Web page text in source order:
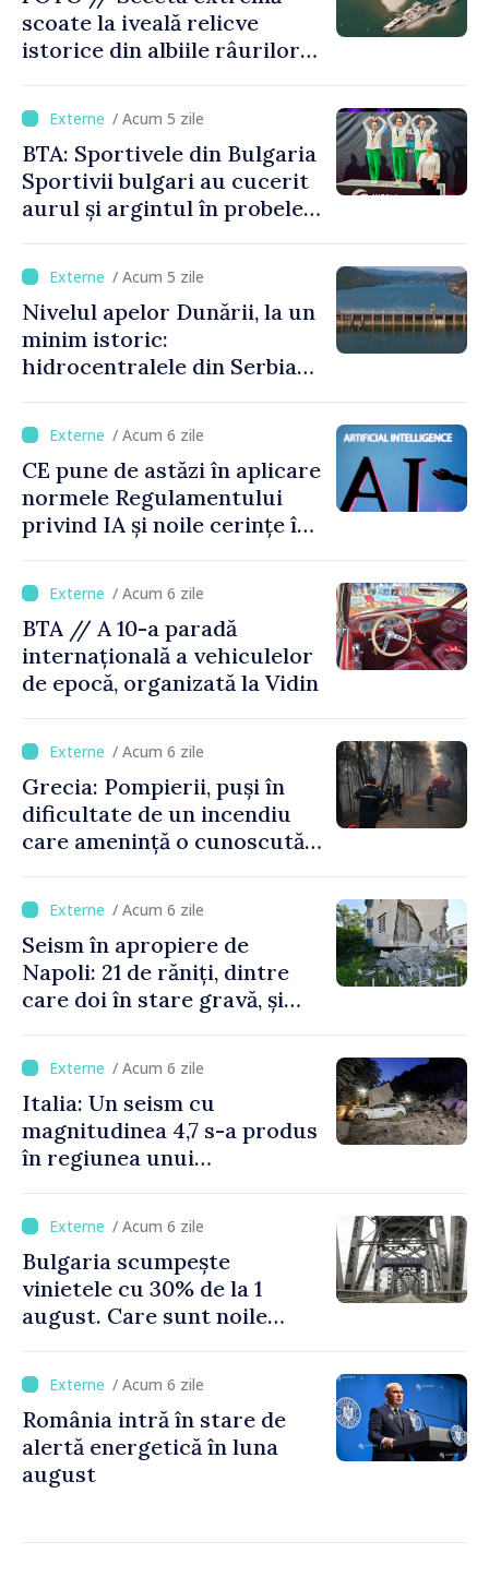
scoate la iveală relicve
istorice din albiile râurilor
/ Acum 5 zile
BTA: Sportivele din Bulgaria
Sportivii bulgari au cucerit
aurul și argintul în probele
de gimnastică aerobică de la
Oradea
/ Acum 5 zile
Nivelul apelor Dunării, la un
minim istoric:
hidrocentralele din Serbia
capacitate
/ Acum 6 zile
CE pune de astăzi în aplicare
normele Regulamentului
privind IA și noile cerințe în
/ Acum 6 zile
BTA // A 10-a paradă
internațională a vehiculelor
de epocă, organizată la Vidin
/ Acum 6 zile
Grecia: Pompierii, puși în
dificultate de un incendiu
care amenință o cunoscută
/ Acum 6 zile
Seism în apropiere de
Napoli: 21 de răniți, dintre
care doi în stare gravă, și
/ Acum 6 zile
Italia: Un seism cu
magnitudinea 4,7 s-a produs
în regiunea unui
de Napoli
/ Acum 6 zile
Bulgaria scumpește
vinietele cu 30% de la 1
august. Care sunt noile
/ Acum 6 zile
România intră în stare de
alertă energetică în luna
august